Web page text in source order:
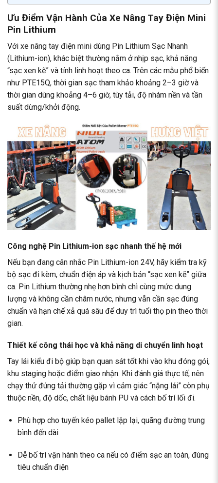
Ưu Điểm Vận Hành Của Xe Nâng Tay Điện Mini
Pin Lithium
Với xe nâng tay điện mini dùng Pin Lithium Sạc Nhanh
(Lithium-ion), khác biệt thường nằm ở nhịp sạc, khả năng
“sạc xen kẽ” và tính linh hoạt theo ca. Trên các mẫu phổ biến
như PTE15Q, thời gian sạc tham khảo khoảng 2–3 giờ và
thời gian dùng khoảng 4–6 giờ, tùy tải, độ nhám nền và tần
suất dừng/khởi động.
Công nghệ Pin Lithium-ion sạc nhanh thế hệ mới
Nếu bạn đang cân nhắc Pin Lithium-ion 24V, hãy kiểm tra kỹ
bộ sạc đi kèm, chuẩn điện áp và kịch bản “sạc xen kẽ” giữa
ca. Pin Lithium thường nhẹ hơn bình chì cùng mức dung
lượng và không cần châm nước, nhưng vẫn cần sạc đúng
chuẩn và hạn chế xả quá sâu để duy trì tuổi thọ pin theo thời
gian.
Thiết kế công thái học và khả năng di chuyển linh hoạt
Tay lái kiểu đi bộ giúp bạn quan sát tốt khi vào khu đóng gói,
khu staging hoặc điểm giao nhận. Khi đánh giá thực tế, nên
chạy thử đúng tải thường gặp vì cảm giác “nặng lái” còn phụ
thuộc nền, độ dốc, chất liệu bánh PU và cách bố trí lối đi.
Phù hợp cho tuyến kéo pallet lặp lại, quãng đường trung
bình đến dài
Dễ bố trí vận hành theo ca nếu có điểm sạc an toàn, đúng
tiêu chuẩn điện